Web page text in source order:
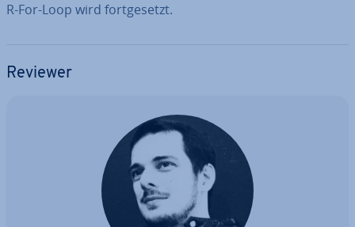
R-For-Loop wird fort­ge­setzt.
Reviewer